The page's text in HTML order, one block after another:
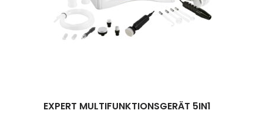
EXPERT MULTIFUNKTIONSGERÄT 5IN1